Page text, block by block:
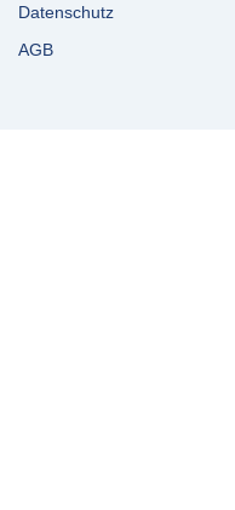
Datenschutz
AGB